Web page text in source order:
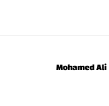
Mohamed Ali